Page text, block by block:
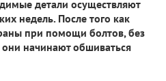
детали осуществляют
недель. После того как
при помощи болтов, без
они начинают обшиваться